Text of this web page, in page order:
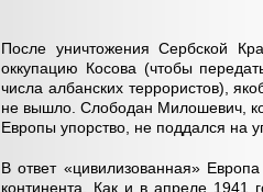
После уничтожения Сербской
оккупацию Косова (чтобы
числа албанских террористов),
не вышло. Слободан Милошевич,
Европы упорство, не поддался на
В ответ «цивилизованная»
континента. Как и в апреле 1941